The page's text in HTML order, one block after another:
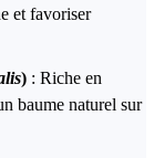
et favoriser
) : Riche en
baume naturel sur